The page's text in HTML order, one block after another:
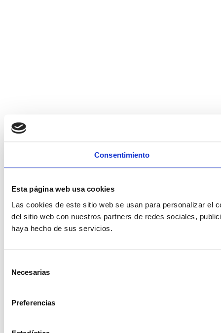
Consentimiento
Esta página web usa cookies
Las cookies de este sitio web se usan para personalizar el
del sitio web con nuestros partners de redes sociales,
haya hecho de sus servicios.
Necesarias
Preferencias